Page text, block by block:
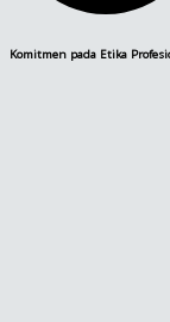
Komitmen pada Etika